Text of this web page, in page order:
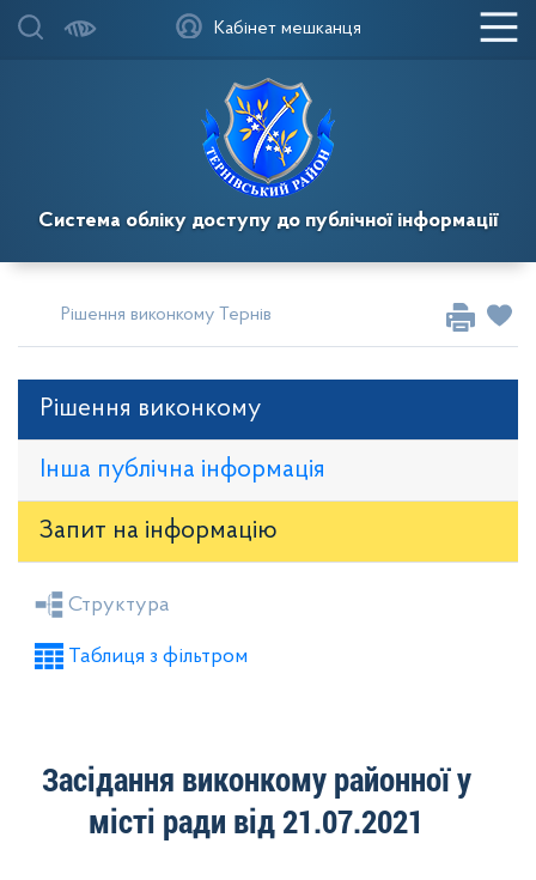
Система обліку доступу до публічної інформації
Кабінет мешканця
Рішення виконкому Тернівської районної у місті ради
Рішення виконкому
Інша публічна інформація
Запит на iнформацію
Засідання районної ради
Проекти рішень районної ради
Структура
Таблиця з фільтром
Засідання виконкому районної у
місті ради від 21.07.2021